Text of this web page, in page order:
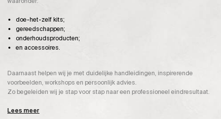
doe-het-zelf kits;
gereedschappen;
onderhoudsproducten;
en accessoires.
Daarnaast helpen wij je met duidelijke handleidingen, inspirerende
voorbeelden, workshops en persoonlijk advies.
Zo begeleiden wij je stap voor stap naar een professioneel eindresultaat.
Lees meer